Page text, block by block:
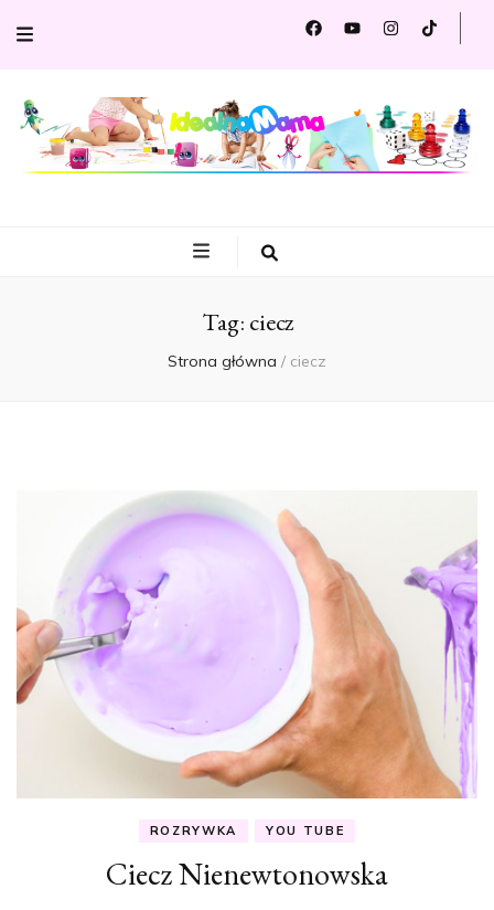
Idealna
Mama
Tag: ciecz
Strona główna / ciecz
ROZRYWKA YOU TUBE
Ciecz Nienewtonowska